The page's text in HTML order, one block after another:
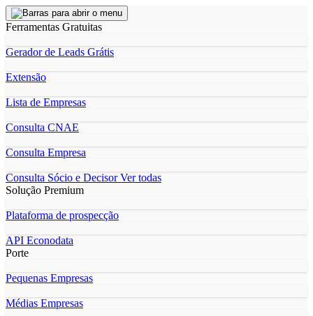
Ferramentas Gratuitas
Gerador de Leads Grátis
Extensão
Lista de Empresas
Consulta CNAE
Consulta Empresa
Consulta Sócio e DecisorVer todas
Solução Premium
Plataforma de prospecção
API Econodata
Porte
Pequenas Empresas
Médias Empresas